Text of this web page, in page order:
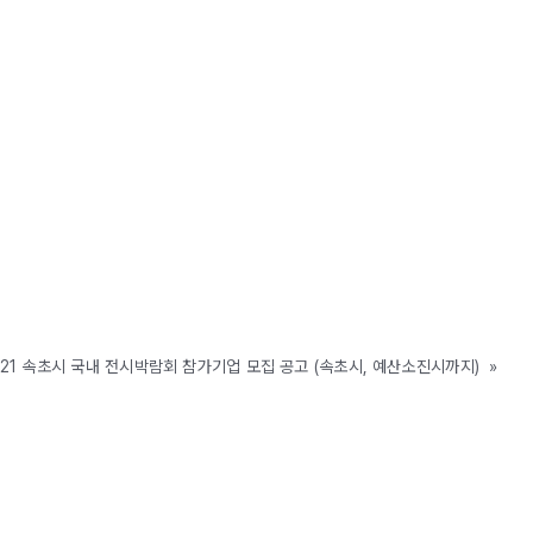
속초시 국내 전시박람회 참가기업 모집 공고 (속초시, 예산소진시까지) »